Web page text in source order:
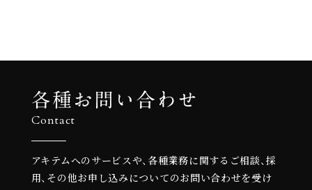
各種お問い合わせ
Contact
アキテムへのサービスや、各種業務に関するご相談、 採
用、その他お申し込みについてのお問い合わせを受け